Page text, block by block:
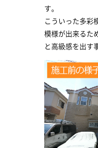
す。
こういった多彩
模様が出来るた
と高級感を出す